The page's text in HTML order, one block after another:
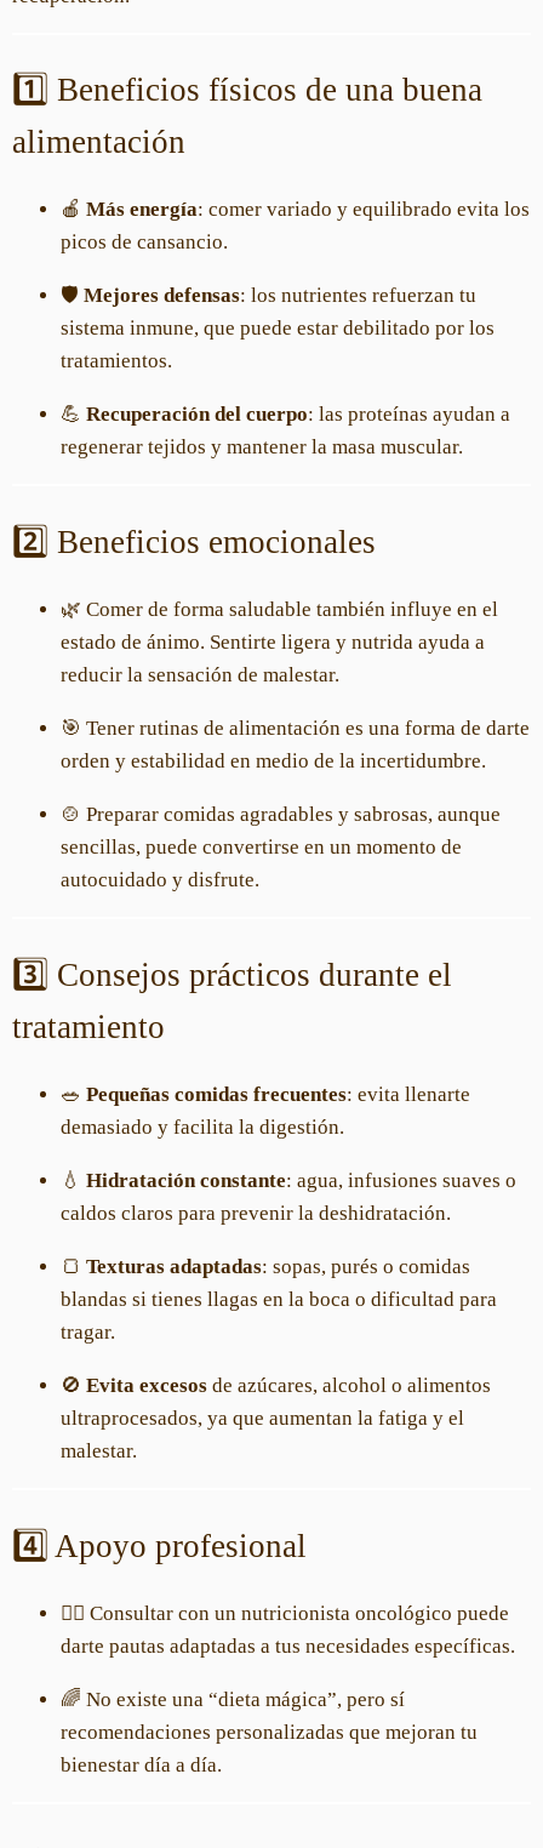
1️⃣ Beneficios físicos de una buena
alimentación
🍎 Más energía: comer variado y equilibrado evita los
picos de cansancio.
🛡️ Mejores defensas: los nutrientes refuerzan tu
sistema inmune, que puede estar debilitado por los
tratamientos.
💪 Recuperación del cuerpo: las proteínas ayudan a
regenerar tejidos y mantener la masa muscular.
2️⃣ Beneficios emocionales
🌿 Comer de forma saludable también influye en el
estado de ánimo. Sentirte ligera y nutrida ayuda a
reducir la sensación de malestar.
🎯 Tener rutinas de alimentación es una forma de darte
orden y estabilidad en medio de la incertidumbre.
🍲 Preparar comidas agradables y sabrosas, aunque
sencillas, puede convertirse en un momento de
autocuidado y disfrute.
3️⃣ Consejos prácticos durante el
tratamiento
🥗 Pequeñas comidas frecuentes: evita llenarte
demasiado y facilita la digestión.
💧 Hidratación constante: agua, infusiones suaves o
caldos claros para prevenir la deshidratación.
🍞 Texturas adaptadas: sopas, purés o comidas
blandas si tienes llagas en la boca o dificultad para
tragar.
🚫 Evita excesos de azúcares, alcohol o alimentos
ultraprocesados, ya que aumentan la fatiga y el
malestar.
4️⃣ Apoyo profesional
👩‍⚕️ Consultar con un nutricionista oncológico puede
darte pautas adaptadas a tus necesidades específicas.
🌈 No existe una “dieta mágica”, pero sí
recomendaciones personalizadas que mejoran tu
bienestar día a día.